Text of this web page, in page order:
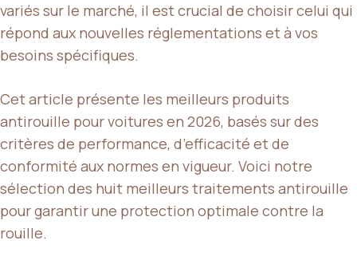
variés sur le marché, il est crucial de choisir celui qui
répond aux nouvelles réglementations et à vos
besoins spécifiques.
Cet article présente les meilleurs produits
antirouille pour voitures en 2026, basés sur des
critères de performance, d’efficacité et de
conformité aux normes en vigueur. Voici notre
sélection des huit meilleurs traitements antirouille
pour garantir une protection optimale contre la
rouille.